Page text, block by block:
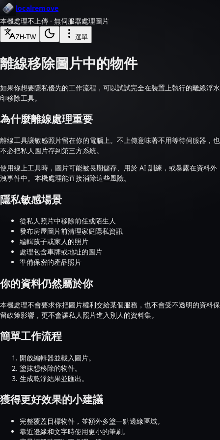
localremove
本機處理不上傳 · 無伺服器處理圖片
ZH-TW 選單
離線移除圖片中的物件
如果你想要隱私優先的工作流程，可以試試完全在裝置上執行的離線浮水
印移除工具。
為什麼離線處理重要
離線工具讓敏感照片留在你的電腦上。不上傳意味著不用等待伺服器，也
不必把私人圖片存到第三方系統。
使用線上工具時，圖片可能被長期儲存、用於 AI 訓練，或暴露在資料外
洩事件中。本機處理能直接消除這些風險。
隱私敏感場景
從私人照片中移除前任或陌生人
發布房屋圖片前清理家庭隱私資訊
編輯孩子或家人的照片
處理包含車牌或地址的圖片
準備保密的產品照片
你的資料仍然屬於你
本機處理不會要求你把圖片權利交給某個服務，也不會受不透明的資料保
留政策影響，更不會讓私人照片進入別人的資料集。
簡單工作流程
開啟編輯器並載入圖片。
塗抹想移除的物件。
生成乾淨結果並匯出。
獲得更好效果的小建議
完整覆蓋目標物件，並額外多塗一點邊緣區域。
靠近邊緣和文字時使用更小的筆刷。